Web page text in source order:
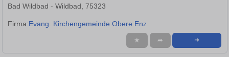
Bad Wildbad - Wildbad, 75323
Firma:Evang. Kirchengemeinde Obere Enz
★ ➦ ➜